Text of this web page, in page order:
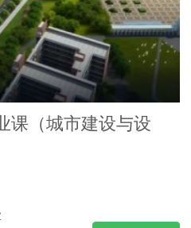
课（城市建设与设